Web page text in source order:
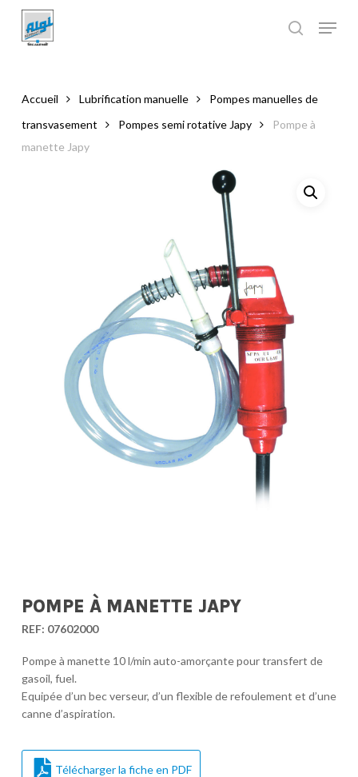
main
Accueil Lubrification manuelle
Pompes manuelles de
transvasement
Pompes semi rotative Japy
Pompe à
manette Japy
POMPE À MANETTE JAPY
REF: 07602000
Pompe à manette 10 l/min auto-amorçante pour transfert de
gasoil, fuel.
Equipée d’un bec verseur, d’un flexible de refoulement et d’une
canne d’aspiration.
Télécharger la fiche en PDF